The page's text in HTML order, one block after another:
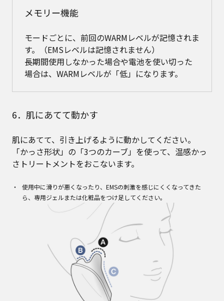
メモリー機能
モードごとに、前回のWARMレベルが記憶されま
す。（EMSレベルは記憶されません）
長期間使用しなかった場合や電池を使い切った
場合は、WARMレベルが「低」になります。
6．肌にあてて動かす
肌にあてて、引き上げるように動かしてください。
「かっさ形状」の「3つのカーブ」を使って、温感かっ
さトリートメントをおこないます。
使用中に滑りが悪くなったり、EMSの刺激を感じにくくなってきた
ら、専用ジェルまたは化粧品をつけ足してください。